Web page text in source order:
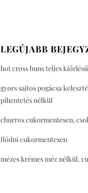
LEGÚJABB
hot cross buns teljes
gyors sajtos pogácsa
pihentetés nélkül
churros cukormentesen,
flódni cukormentesen
mézes krémes méz nélkül,